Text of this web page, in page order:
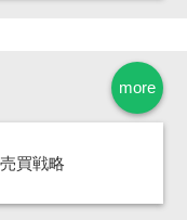
more
買戦略